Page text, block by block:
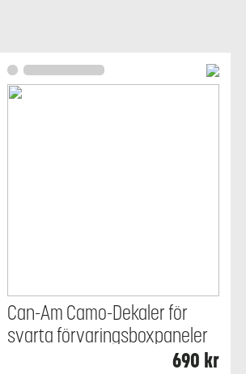
Can-Am Camo-Dekaler för
svarta förvaringsboxpaneler
690 kr